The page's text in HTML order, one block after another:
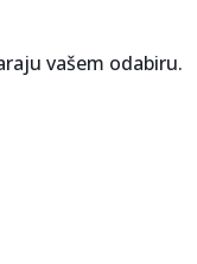
vašem odabiru.